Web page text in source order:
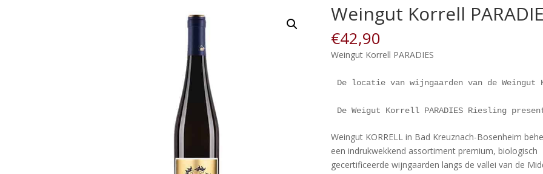
Weingut Korrell
€42,90
Weingut Korrell PARADIES
De locatie van wijngaarden van de
De Weigut Korrell PARADIES Riesling
Weingut KORRELL in Bad Kreuznach-Bosenheim
een indrukwekkend assortiment premium, biologisch
gecertificeerde wijngaarden langs de vallei van de